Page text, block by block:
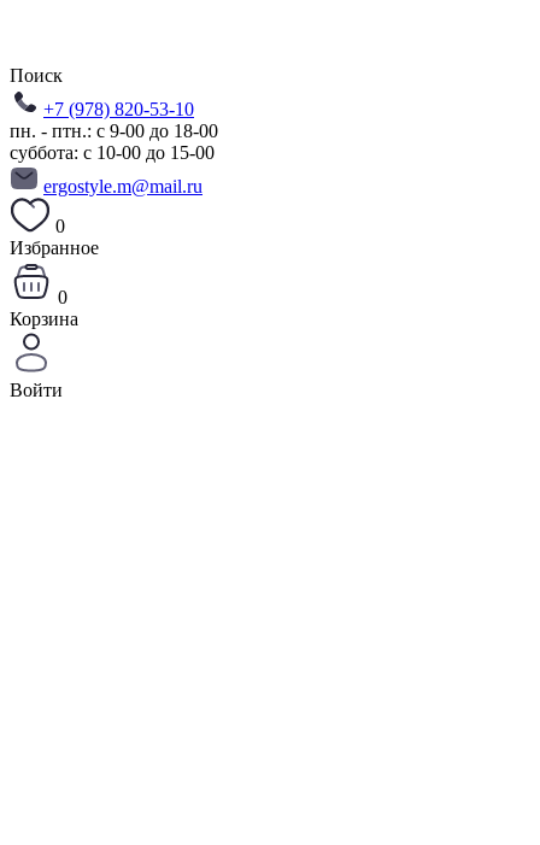
Поиск
+7 (978) 820-53-10
пн. - птн.: с 9-00 до 18-00
суббота: с 10-00 до 15-00
ergostyle.m@mail.ru
0
Избранное
0
Корзина
Войти